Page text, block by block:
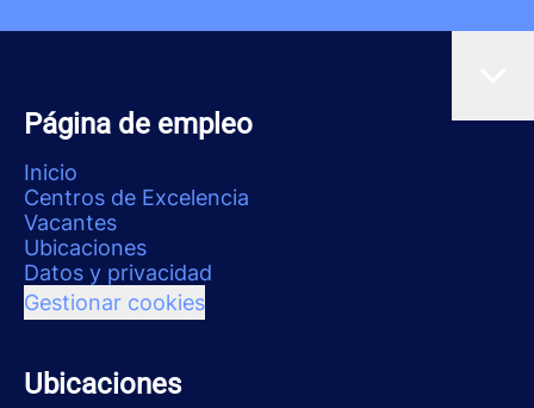
Página de empleo
Inicio
Centros de Excelencia
Vacantes
Ubicaciones
Datos y privacidad
Gestionar cookies
Ubicaciones